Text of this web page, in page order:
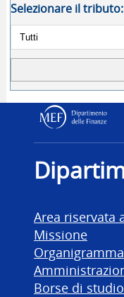
Selezionare il tributo:
Area riservata
Missione
Organigramma
Borse di